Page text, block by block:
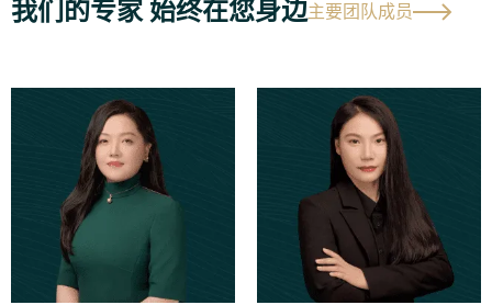
我们的专家 始终在您身边主要团队成员